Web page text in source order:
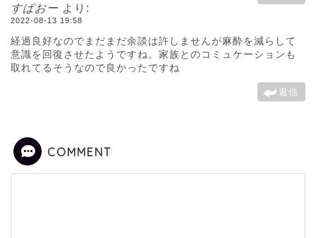
すぱおー より:
2022-08-13 19:58
経過良好なのでまだまだ余談は許しませんが麻酔を減らして
意識を回復させたようですね。家族とのコミュケーションも
取れてるそうなので良かったですね
返信
COMMENT